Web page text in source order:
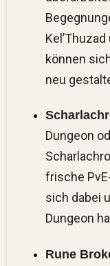
können
neu
Dungeon
frische
sich dabei
Dungeon
Rune